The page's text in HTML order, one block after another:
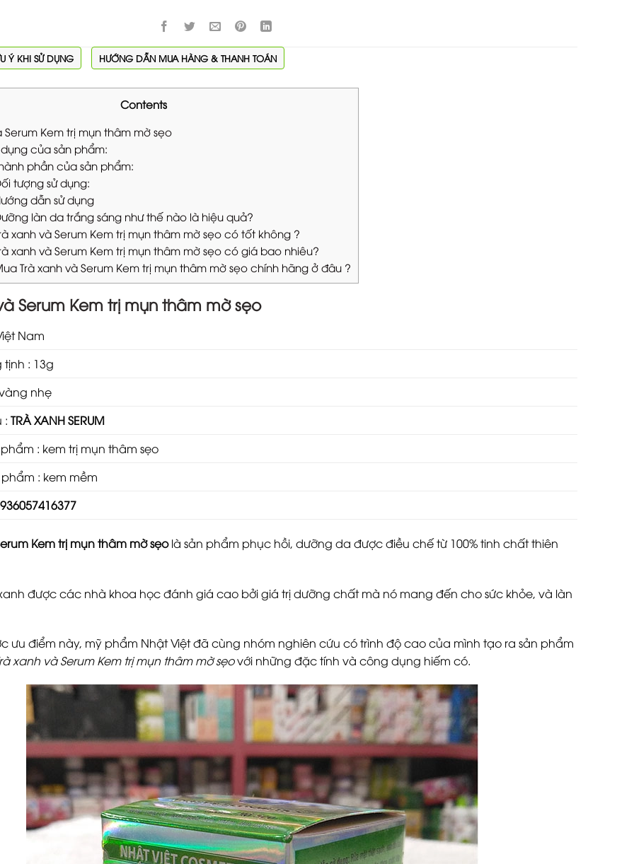
Ý KHI SỬ DỤNG HƯỚNG DẪN MUA HÀNG & THANH TOÁN
Contents
Serum Kem trị mụn thâm mờ sẹo
của sản phẩm:
phần của sản phẩm:
tượng sử dụng:
dẫn sử dụng
làn da trắng sáng như thế nào là hiệu quả?
xanh và Serum Kem trị mụn thâm mờ sẹo có tốt không ?
xanh và Serum Kem trị mụn thâm mờ sẹo có giá bao nhiêu?
Trà xanh và Serum Kem trị mụn thâm mờ sẹo chính hãng ở đâu ?
Serum Kem trị mụn thâm mờ sẹo
Nam
tịnh : 13g
nhẹ
:TRÀ XANH SERUM
: kem trị mụn thâm sẹo
: kem mềm
Kem trị mụn thâm mờ sẹolà sản phẩm phục hồi, dưỡng da được điều chế từ 100% tinh chất thiên
được các nhà khoa học đánh giá cao bởi giá trị dưỡng chất mà nó mang đến cho sức khỏe, và làn
ưu điểm này, mỹ phẩm Nhật Việt đã cùng nhóm nghiên cứu có trình độ cao của mình tạo ra sản phẩm
xanh và Serum Kem trị mụn thâm mờ sẹovới những đặc tính và công dụng hiếm có.